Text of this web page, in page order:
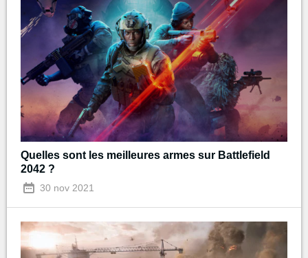
Quelles sont les meilleures armes sur Battlefield
2042 ?
30 nov 2021